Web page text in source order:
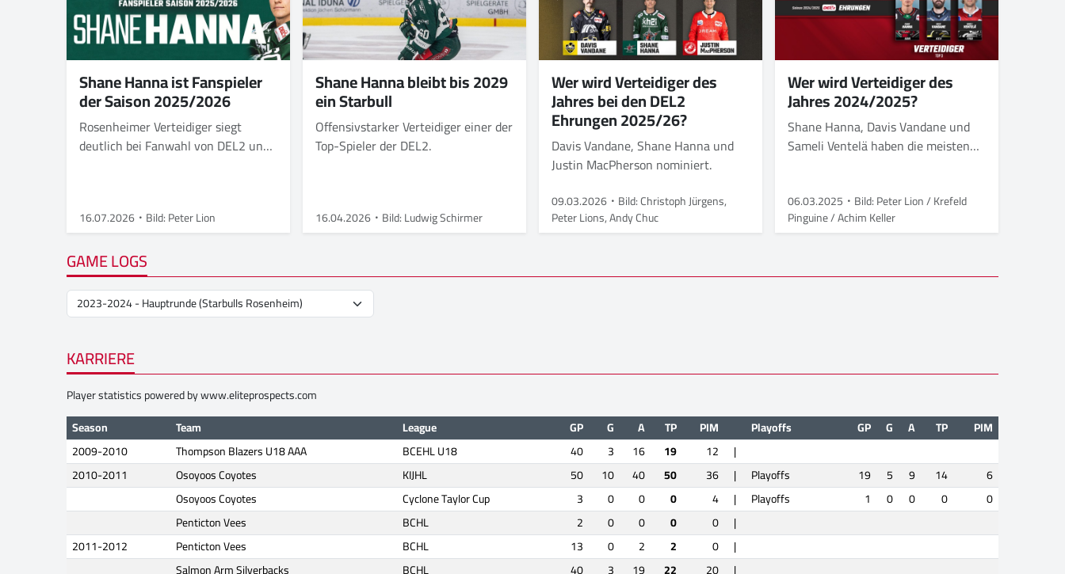
Shane Hanna ist Fanspieler
der Saison 2025/2026
Rosenheimer Verteidiger siegt
deutlich bei Fanwahl von DEL2 und
16.07.2026 Bild: Peter Lion
Shane Hanna bleibt bis 2029
ein Starbull
Offensivstarker Verteidiger einer der
Top-Spieler der DEL2.
16.04.2026 Bild: Ludwig Schirmer
Wer wird Verteidiger des
Jahres bei den DEL2
Ehrungen 2025/26?
Davis Vandane, Shane Hanna und
Justin MacPherson nominiert.
09.03.2026 Bild: Christoph Jürgens,
Peter Lions, Andy Chuc
Wer wird Verteidiger des
Jahres 2024/2025?
Shane Hanna, Davis Vandane und
Sameli Ventelä haben die meisten
06.03.2025
Bild: Peter Lion / Krefeld
Pinguine / Achim Keller
GAME LOGS
KARRIERE
Player statistics powered bywww.eliteprospects.com
Season
Team League GP G A TP PIM Playoffs GP G A TP
PIM
2009-2010
Thompson Blazers U18 AAA BCEHL U18 40 3 16 19 12
|
2010-2011
Osoyoos Coyotes KIJHL 50 10 40 50 36 | Playoffs 19 5 9 14
6
Osoyoos Coyotes
Cyclone Taylor Cup 3 0 0 0 4 | Playoffs 1 0 0 0
0
Penticton Vees
BCHL 2 0 0 0 0
|
2011-2012
Penticton Vees BCHL 13 0 2 2 0
|
Salmon Arm Silverbacks
BCHL 40 3 19 22 20
|